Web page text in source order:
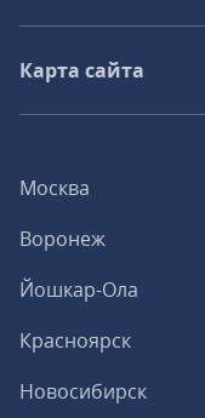
Москва
Воронеж
Йошкар-Ола
Красноярск
Новосибирск
Карта сайта